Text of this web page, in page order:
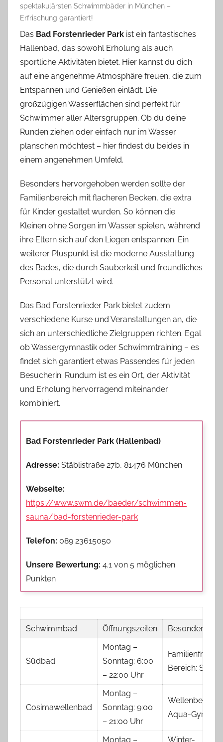
spektakulärsten Schwimmbäder in München –
Erfrischung garantiert!
Das Bad Forstenrieder Park ist ein fantastisches
Hallenbad, das sowohl Erholung als auch
sportliche Aktivitäten bietet. Hier kannst du dich
auf eine angenehme Atmosphäre freuen, die zum
Entspannen und Genießen einlädt. Die
großzügigen Wasserflächen sind perfekt für
Schwimmer aller Altersgruppen. Ob du deine
Runden ziehen oder einfach nur im Wasser
planschen möchtest – hier findest du beides in
einem angenehmen Umfeld.
Besonders hervorgehoben werden sollte der
Familienbereich mit flacheren Becken, die extra
für Kinder gestaltet wurden. So können die
Kleinen ohne Sorgen im Wasser spielen, während
ihre Eltern sich auf den Liegen entspannen. Ein
weiterer Pluspunkt ist die moderne Ausstattung
des Bades, die durch Sauberkeit und freundliches
Personal unterstützt wird.
Das Bad Forstenrieder Park bietet zudem
verschiedene Kurse und Veranstaltungen an, die
sich an unterschiedliche Zielgruppen richten. Egal
ob Wassergymnastik oder Schwimmtraining – es
findet sich garantiert etwas Passendes für jeden
Besucherin. Rundum ist es ein Ort, der Aktivität
und Erholung hervorragend miteinander
kombiniert.
Bad Forstenrieder Park (Hallenbad)
Adresse: Stäblistraße 27b, 81476 München
Webseite:
https://www.swm.de/baeder/schwimmen-
sauna/bad-forstenrieder-park
Telefon: 089 23615050
Unsere Bewertung: 4.1 von 5 möglichen
Punkten
Schwimmbad Öffnungszeiten
Südbad
Montag –
Sonntag: 6:00
– 22:00 Uhr
Bereich; Sauna
Cosimawellenbad
Montag –
Sonntag: 9:00
– 21:00 Uhr
Wellenbecken;
Aqua-
Montag – Winter-